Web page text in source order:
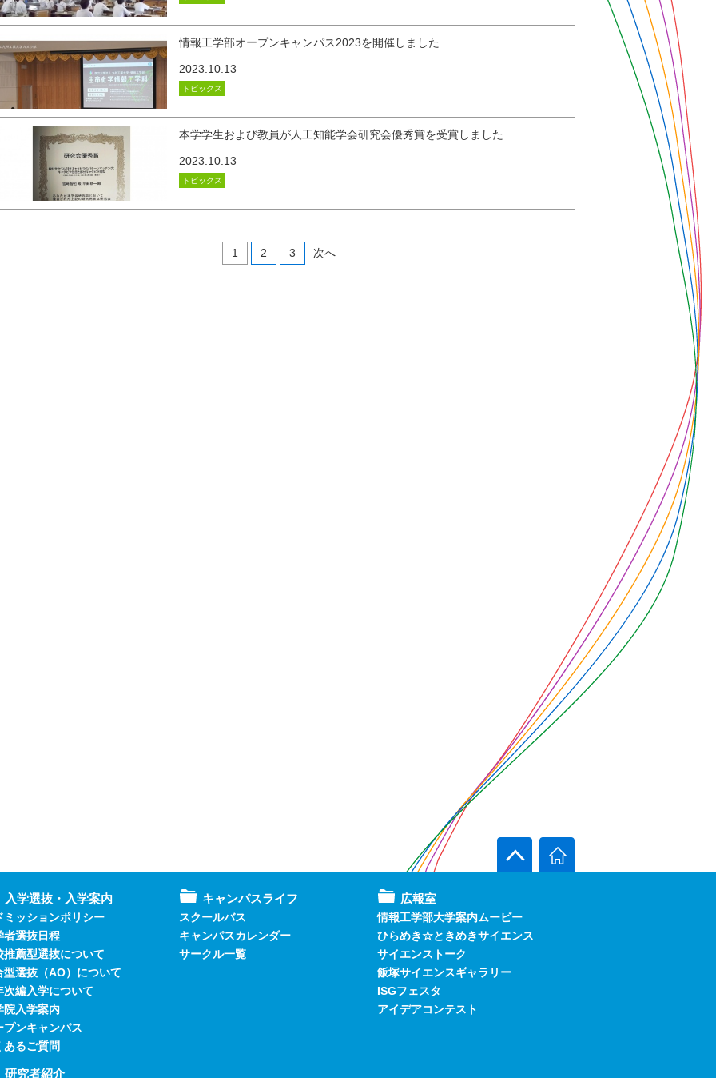
情報工学部オープンキャンパス2023を開催しました
2023.10.13
トピックス
本学学生および教員が人工知能学会研究会優秀賞を受賞しました
2023.10.13
トピックス
1 2 3 次へ
入学選抜・入学案内
ミッションポリシー
者選抜日程
推薦型選抜について
型選抜（AO）について
次編入学について
院入学案内
プンキャンパス
あるご質問
研究者紹介
キャンパスライフ
スクールバス
キャンパスカレンダー
サークル一覧
広報室
情報工学部大学案内ムービー
ひらめき☆ときめきサイエンス
サイエンストーク
飯塚サイエンスギャラリー
ISGフェスタ
アイデアコンテスト